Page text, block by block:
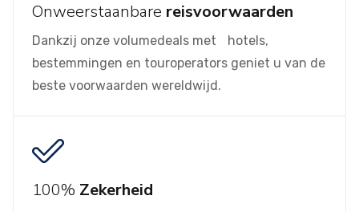
Onweerstaanbare reisvoorwaarden
Dankzij onze volumedeals met hotels,
bestemmingen en touroperators geniet u van de
beste voorwaarden wereldwijd.
100% Zekerheid